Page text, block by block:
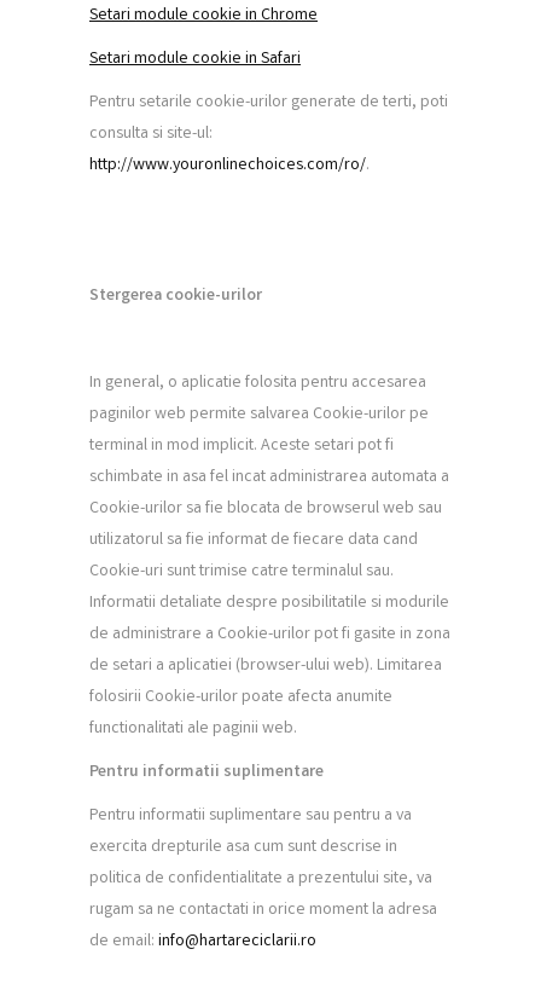
Setari module cookie in Chrome
Setari module cookie in Safari
Pentru setarile cookie-urilor generate de terti, poti
consulta si site-ul:
http://www.youronlinechoices.com/ro/.
Stergerea cookie-urilor
In general, o aplicatie folosita pentru accesarea
paginilor web permite salvarea Cookie-urilor pe
terminal in mod implicit. Aceste setari pot fi
schimbate in asa fel incat administrarea automata a
Cookie-urilor sa fie blocata de browserul web sau
utilizatorul sa fie informat de fiecare data cand
Cookie-uri sunt trimise catre terminalul sau.
Informatii detaliate despre posibilitatile si modurile
de administrare a Cookie-urilor pot fi gasite in zona
de setari a aplicatiei (browser-ului web). Limitarea
folosirii Cookie-urilor poate afecta anumite
functionalitati ale paginii web.
Pentru informatii suplimentare
Pentru informatii suplimentare sau pentru a va
exercita drepturile asa cum sunt descrise in
politica de confidentialitate a prezentului site, va
rugam sa ne contactati in orice moment la adresa
de email: info@hartareciclarii.ro